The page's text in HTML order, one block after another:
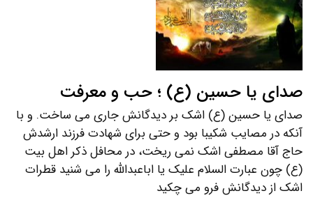
صدای یا حسین (ع) ؛ حب و معرفت
صدای یا حسین (ع) اشک بر دیدگانش جاری می ساخت. و با
آنکه در مصایب شکیبا بود و حتی برای شهادت فرزند ارشدش
حاج آقا مصطفی اشک نمی ریخت، در محافل ذکر اهل بیت
(ع) چون عبارت السلام علیک یا اباعبدالله را می شنید قطرات
اشک از دیدگانش فرو می چکید